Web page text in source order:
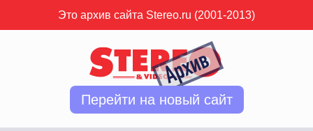
Это архив сайта Stereo.ru (2001-2013)
Перейти на новый сайт